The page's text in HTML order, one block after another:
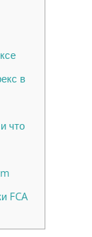
в
что
FCA